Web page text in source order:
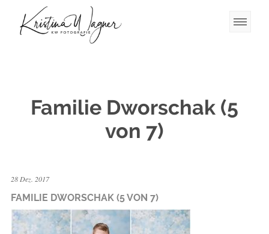
Familie Dworschak (5
von 7)
28 Dez. 2017
FAMILIE DWORSCHAK (5 VON 7)